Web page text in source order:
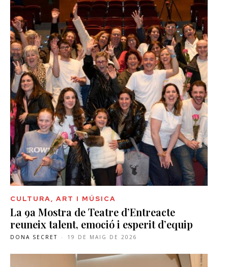
CULTURA, ART I MÚSICA
La 9a Mostra de Teatre d’Entreacte
reuneix talent, emoció i esperit d’equip
DONA SECRET - 19 DE MAIG DE 2026